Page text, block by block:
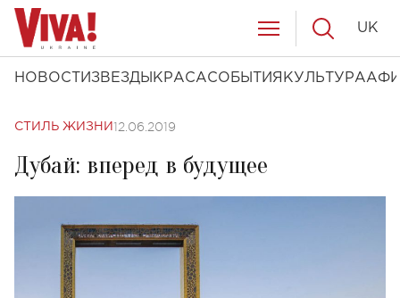
НОВОСТИ ЗВЕЗДЫ КРАСАСОБЫТИЯ КУЛЬТУРА
UK
СТИЛЬ ЖИЗНИ 12.06.2019
Дубай: вперед в будущее